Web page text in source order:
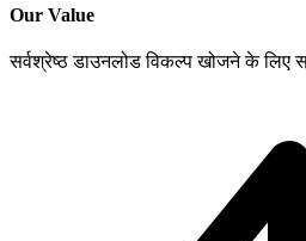
Our Value
सर्वश्रेष्ठ डाउनलोड विकल्प खोजने के लिए